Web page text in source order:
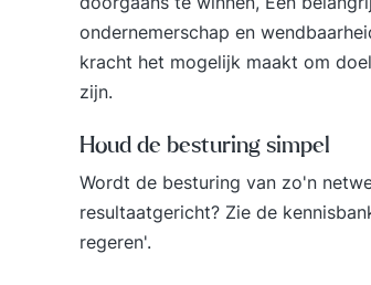
ondernemerschap en
kracht het mogelijk maakt om
zijn.
Houd de besturing simpel
Wordt de besturing van zo'n
resultaatgericht? Zie de
regeren'.